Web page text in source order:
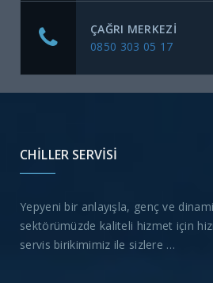
ÇAĞRI MERKEZI
0850 303 05 17
CHILLER SERVISI
Yepyeni bir anlayışla, genç ve
sektörümüzde kaliteli hizmet için
servis birikimimiz ile sizlere …